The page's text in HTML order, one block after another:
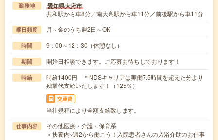
勤務地 愛知県大府市
共和駅から車8分／南大高駅から車11分／前後駅から車11分
曜日頻度 月～金のうち週2日～OK
時間 9：00～12：30（休憩なし）
期間 開始日相談できます。ご応募お待ちしております！
時給
時給1400円 ＊NDSキャリアは実働7.5時間を超えた分より
残業代支給いたします！（125％）
交通費
当社規程により全額支給致します。
仕事内容
その他医療・介護・保育系
＜扶養内×週2から働こう！入院患者さんの入浴介助のお仕事